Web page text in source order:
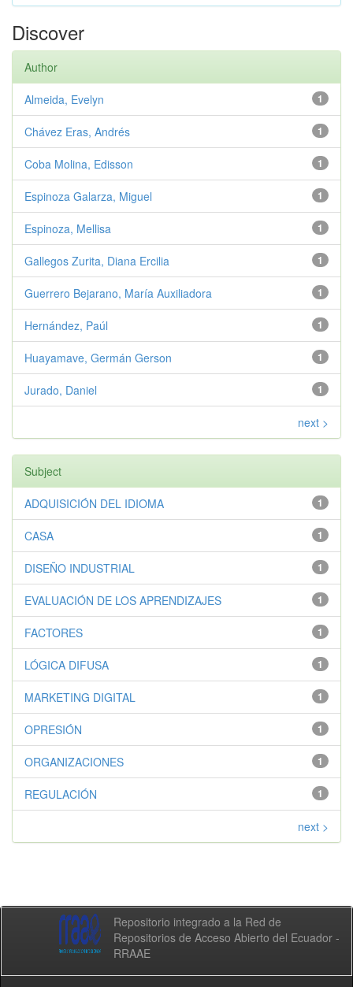
Discover
Author
1
Almeida, Evelyn
1
Chávez Eras, Andrés
1
Coba Molina, Edisson
1
Espinoza Galarza, Miguel
1
Espinoza, Mellisa
1
Gallegos Zurita, Diana Ercilia
1
Guerrero Bejarano, María Auxiliadora
1
Hernández, Paúl
1
Huayamave, Germán Gerson
1
Jurado, Daniel
next >
Subject
1
ADQUISICIÓN DEL IDIOMA
1
CASA
1
DISEÑO INDUSTRIAL
1
EVALUACIÓN DE LOS APRENDIZAJES
1
FACTORES
1
LÓGICA DIFUSA
1
MARKETING DIGITAL
1
OPRESIÓN
1
ORGANIZACIONES
1
REGULACIÓN
next >
Repositorio integrado a la Red de
Repositorios de Acceso Abierto del Ecuador -
RRAAE